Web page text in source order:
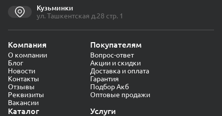
Кузьминки
ул. Ташкентская д.28 стр. 1
Компания
О компании
Блог
Новости
Контакты
Отзывы
Реквизиты
Вакансии
Покупателям
Вопрос-ответ
Акции и скидки
Доставка и оплата
Гарантия
Подбор Акб
Оптовые продажи
Каталог Услуги